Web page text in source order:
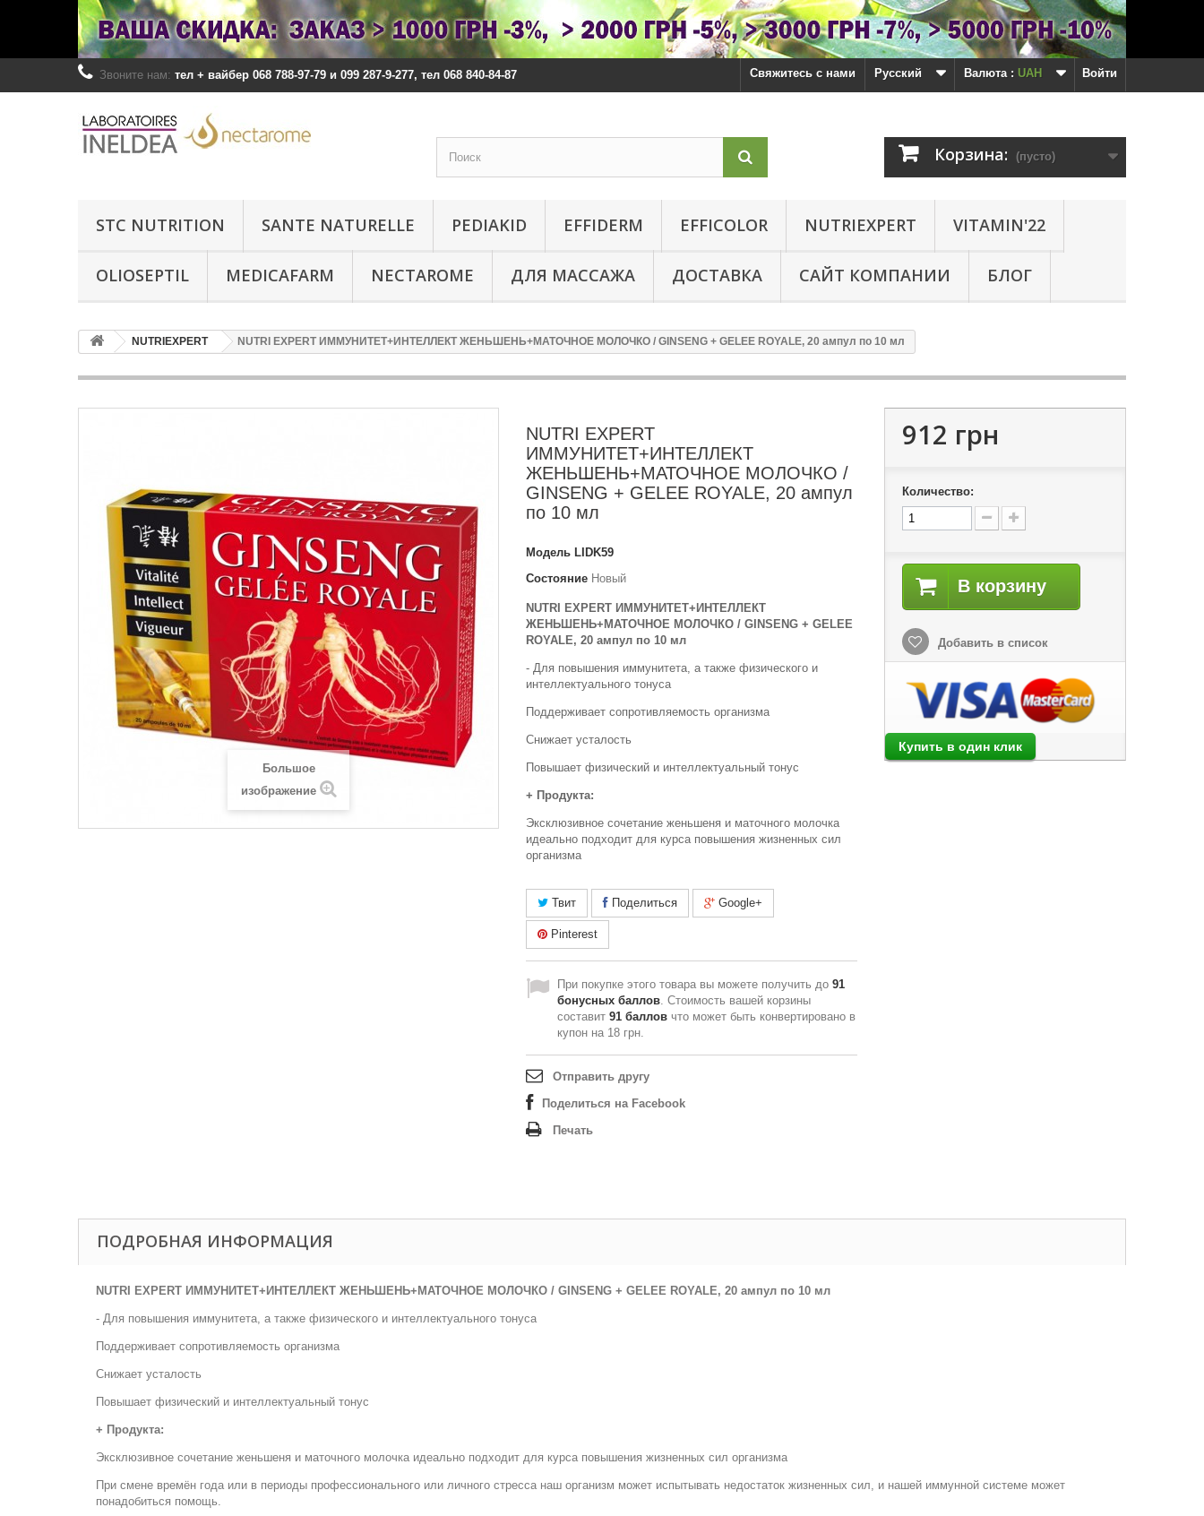
Войти
Валюта : UAH
Русский
Свяжитесь с нами
Звоните нам: тел + вайбер 068 788-97-79 и 099 287-9-277, тел 068 840-84-87
Корзина: (пусто)
STC NUTRITION SANTE NATURELLE PEDIAKID EFFIDERM EFFICOLOR NUTRIEXPERT VITAMIN'22
OLIOSEPTIL MEDICAFARM NECTAROME ДЛЯ МАССАЖА ДОСТАВКА САЙТ КОМПАНИИ БЛОГ
NUTRIEXPERT NUTRI EXPERT ИММУНИТЕТ+ИНТЕЛЛЕКТ ЖЕНЬШЕНЬ+МАТОЧНОЕ МОЛОЧКО / GINSENG + GELEE ROYALE, 20 ампул по 10 мл
Большое
изображение
NUTRI EXPERT
ИММУНИТЕТ+ИНТЕЛЛЕКТ
ЖЕНЬШЕНЬ+МАТОЧНОЕ МОЛОЧКО /
GINSENG + GELEE ROYALE, 20 ампул
по 10 мл
Модель LIDK59
Состояние Новый
NUTRI EXPERT ИММУНИТЕТ+ИНТЕЛЛЕКТ
ЖЕНЬШЕНЬ+МАТОЧНОЕ МОЛОЧКО / GINSENG + GELEE
ROYALE, 20 ампул по 10 мл
- Для повышения иммунитета, а также физического и
интеллектуального тонуса
Поддерживает сопротивляемость организма
Снижает усталость
Повышает физический и интеллектуальный тонус
+ Продукта:
Эксклюзивное сочетание женьшеня и маточного молочка
идеально подходит для курса повышения жизненных сил
организма
Твит Поделиться Google+
Pinterest
При покупке этого товара вы можете получить до 91
бонусных баллов. Стоимость вашей корзины
составит 91 баллов что может быть конвертировано в
купон на 18 грн.
Отправить другу
Поделиться на Facebook
Печать
912 грн
Количество:
В корзину
Добавить в список
ПОДРОБНАЯ ИНФОРМАЦИЯ
NUTRI EXPERT ИММУНИТЕТ+ИНТЕЛЛЕКТ ЖЕНЬШЕНЬ+МАТОЧНОЕ МОЛОЧКО / GINSENG + GELEE ROYALE, 20 ампул по 10 мл
- Для повышения иммунитета, а также физического и интеллектуального тонуса
Поддерживает сопротивляемость организма
Снижает усталость
Повышает физический и интеллектуальный тонус
+ Продукта:
Эксклюзивное сочетание женьшеня и маточного молочка идеально подходит для курса повышения жизненных сил организма
При смене времён года или в периоды профессионального или личного стресса наш организм может испытывать недостаток жизненных сил, и нашей иммунной системе может
понадобиться помощь.